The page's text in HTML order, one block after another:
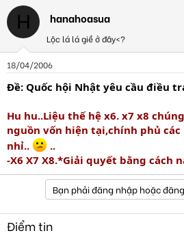
H hanahoasua
Lộc lá lá giề ở đây<?
18/04/2006
Ðề: Quốc hội Nhật yêu cầu điều
Hu hu..Liệu thế hệ x6. x7 x8
nguồn vốn hiện tại,chính phủ
nhỉ..
..
-X6 X7 X8.*Giải quyết bằng cách
Bạn phải đăng nhập hoặc
Điểm tin